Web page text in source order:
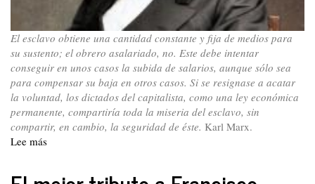
El esclavo obtiene una cantidad constante y fija de medios para
su sustento; el obrero asalariado, no. Este debe intentar
conseguir en unos casos la subida de salarios, aunque sólo sea
para compensar su baja en otros casos. Si se resignase a acatar
la voluntad, los dictados del capitalista, como una ley económica
permanente, compartiría toda la miseria del esclavo, sin
compartir, en cambio, la seguridad de éste. Karl Marx.
Lee más